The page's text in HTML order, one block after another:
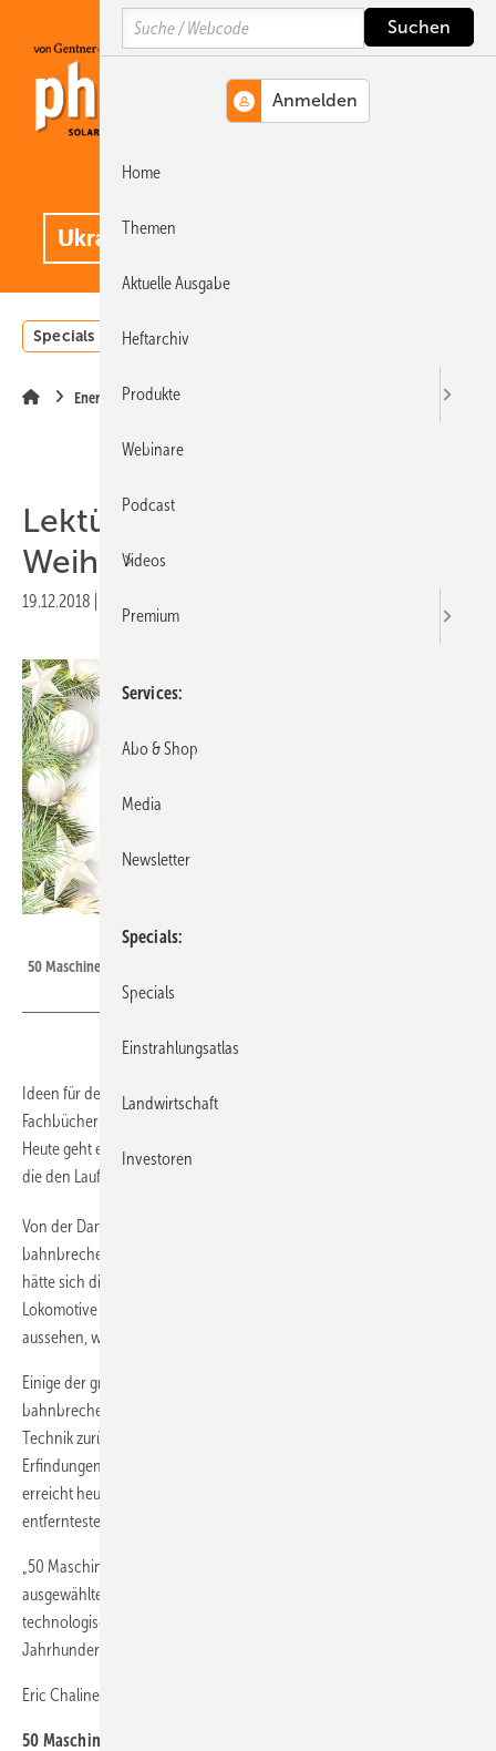
Hauptinhalt
Hauptmenü
SiteSearch
Specials Einstrahlungsatlas
Energiewende
Lektüre unterm
Weihnachtsbaum
19.12.2018
50 Maschinen, die unsere Welt veränderten
Ideen für den Gabentisch: In der Vorweihnachtszeit stellen wir Ihnen
Fachbücher und Filme vor, die erneuerbare Energien thematisieren.
Heute geht es um ein Buch, das bahnbrechende Erfindungen vorstellt,
die den Lauf der Welt veränderten.
Von der Dampfmaschine bis zum Weltraumteleskop Hubble:
bahnbrechende Erfindungen, die den Lauf der Welt veränderten. Wie
hätte sich die Menschheit entwickelt, wenn George Stephenson die
Lokomotive nicht erfunden hätte? Und wie würde unser Leben heute
aussehen, wenn das Internet nicht erfunden worden wäre?
Einige der grundlegendsten Veränderungen unseres Alltags gehen auf
bahnbrechende Erfindungen in den Bereichen Wissenschaft und
Technik zurück. In jüngerer Zeit wurde die Reichweite dieser
Erfindungen sogar über unseren Planeten hinaus erweitert und
erreicht heute zum Beispiel mit dem Weltraumteleskop Hubble die
entferntesten Regionen des Universums.
„50 Maschinen, die unsere Welt veränderten“ beschreibt anhand
ausgewählter Beispiele die rasante wissenschaftliche und
technologische Entwicklung, die die Menschheit in den letzten beiden
Jahrhunderten vollzogen hat. (PF)
Eric Chaline
50 Maschinen, die unsere Welt veränderten
Search
Home
Themen
Aktuelle Ausgabe
Heftarchiv
Produkte
Webinare
Podcast
Videos
Premium
Services
Abo & Shop
Media
Newsletter
Specials
Specials
Einstrahlungsatlas
Landwirtschaft
Investoren